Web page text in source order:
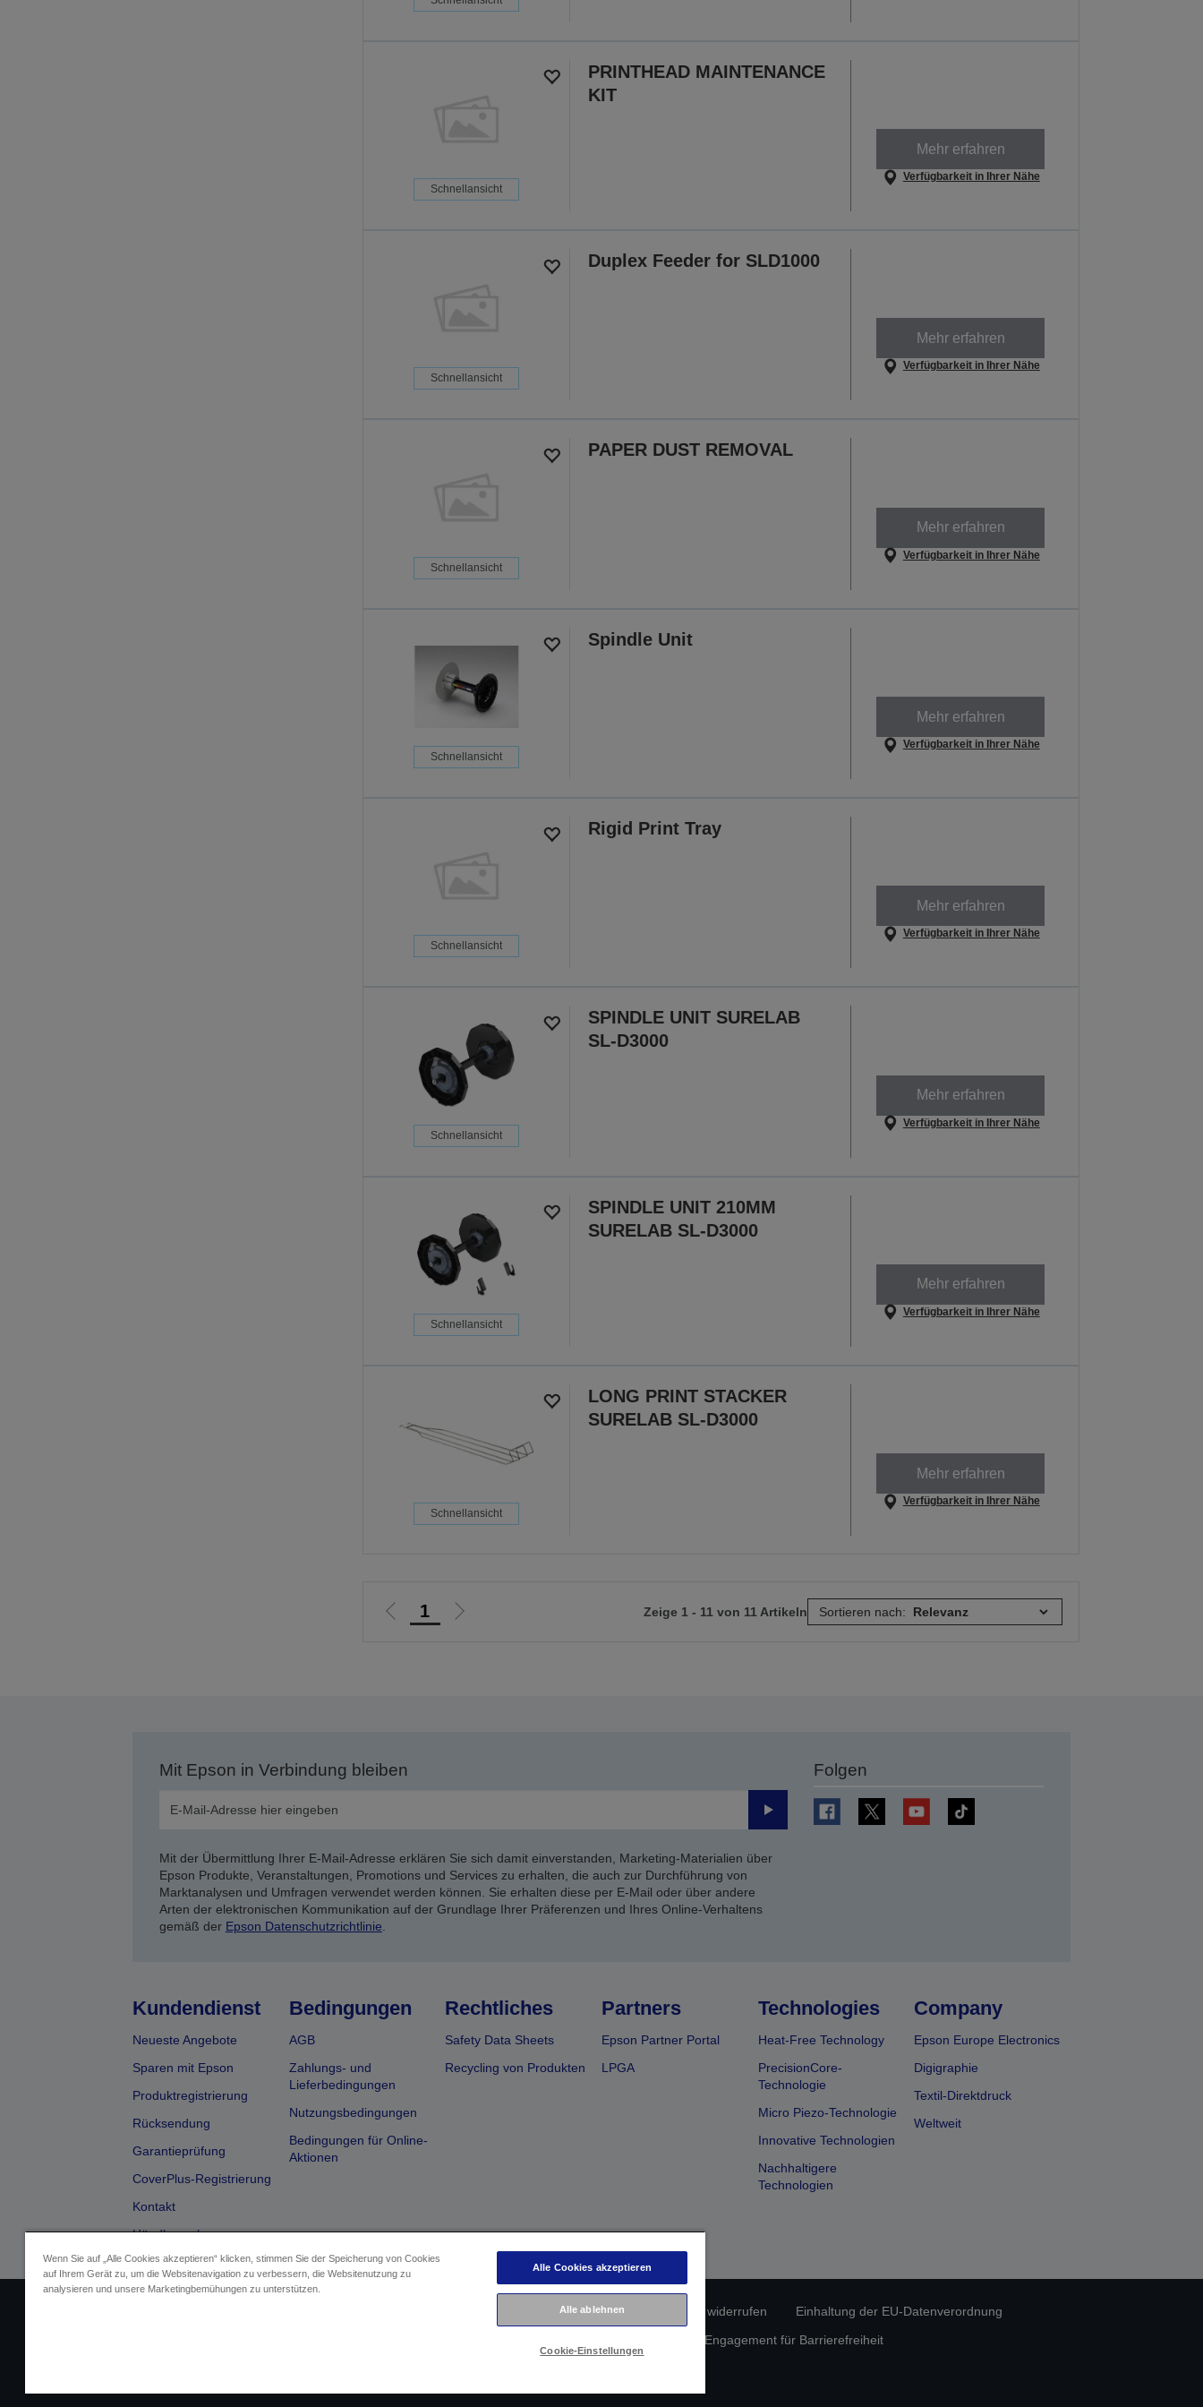
Schnellansicht
PRINTHEAD MAINTENANCE
KIT
Mehr erfahren
Verfügbarkeit in Ihrer Nähe
Schnellansicht
Duplex Feeder for SLD1000
Mehr erfahren
Verfügbarkeit in Ihrer Nähe
Schnellansicht
PAPER DUST REMOVAL
Mehr erfahren
Verfügbarkeit in Ihrer Nähe
Schnellansicht
Spindle Unit
Mehr erfahren
Verfügbarkeit in Ihrer Nähe
Schnellansicht
Rigid Print Tray
Mehr erfahren
Verfügbarkeit in Ihrer Nähe
Schnellansicht
SPINDLE UNIT SURELAB
SL-D3000
Mehr erfahren
Verfügbarkeit in Ihrer Nähe
Schnellansicht
SPINDLE UNIT 210MM
SURELAB SL-D3000
Mehr erfahren
Verfügbarkeit in Ihrer Nähe
Schnellansicht
LONG PRINT STACKER
SURELAB SL-D3000
Mehr erfahren
Verfügbarkeit in Ihrer Nähe
Zur 1
Zur
Zeige 1 - 11 von 11 Artikeln Sortieren nach:
Mit Epson in Verbindung bleiben
Senden
Mit der Übermittlung Ihrer E-Mail-Adresse erklären Sie sich damit einverstanden, Marketing-Materialien über
Epson Produkte, Veranstaltungen, Promotions und Services zu erhalten, die auch zur Durchführung von
Marktanalysen und Umfragen verwendet werden können. Sie erhalten diese per E-Mail oder über andere
Arten der elektronischen Kommunikation auf der Grundlage Ihrer Präferenzen und Ihres Online-Verhaltens
gemäß der Epson Datenschutzrichtlinie.
Folgen
Kundendienst
Neueste Angebote
Sparen mit Epson
Produktregistrierung
Rücksendung
Garantieprüfung
CoverPlus-Registrierung
Kontakt
Händlersuche
Bedingungen
AGB
Zahlungs- und
Lieferbedingungen
Nutzungsbedingungen
Bedingungen für Online-
Aktionen
Rechtliches
Safety Data Sheets
Recycling von Produkten
Partners
Epson Partner Portal
LPGA
Technologies
Heat-Free Technology
PrecisionCore-
Technologie
Micro Piezo-Technologie
Innovative Technologien
Nachhaltigere
Technologien
Company
Epson Europe Electronics
Digigraphie
Textil-Direktdruck
Weltweit
Datenschutzrichtlinie Vertrag widerrufen
Einhaltung der EU-Datenverordnung
Epson Engagement für Barrierefreiheit
Wenn Sie auf „Alle Cookies akzeptieren“ klicken, stimmen Sie der Speicherung von Cookies
auf Ihrem Gerät zu, um die Websitenavigation zu verbessern, die Websitenutzung zu
analysieren und unsere Marketingbemühungen zu unterstützen.
Alle Cookies akzeptieren
Alle ablehnen
Cookie-Einstellungen